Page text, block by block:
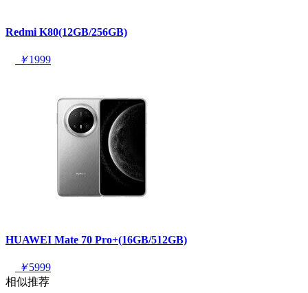
Redmi K80(12GB/256GB)
￥1999
HUAWEI Mate 70 Pro+(16GB/512GB)
￥5999
相似推荐